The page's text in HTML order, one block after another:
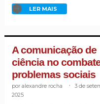
LER MAIS
A comunicação de
ciência no
problemas sociais
alexandre rocha
3 de
2025